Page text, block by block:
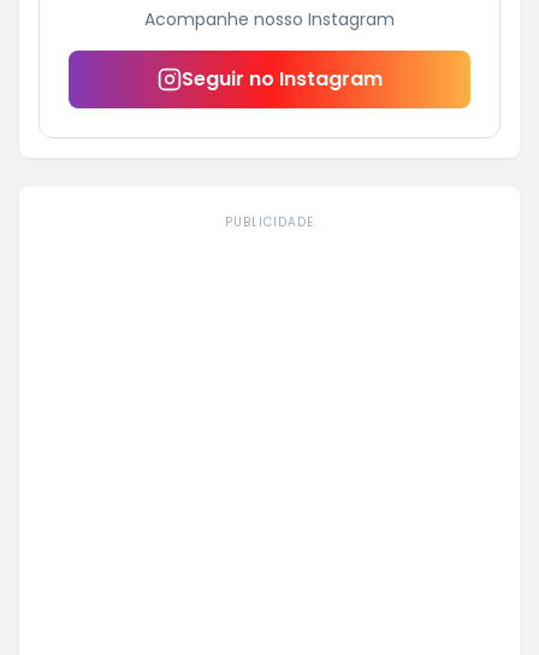
Acompanhe nosso Instagram
Seguir no Instagram
PUBLICIDADE